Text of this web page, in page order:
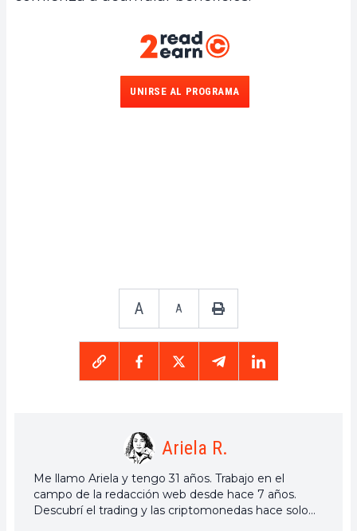
UNIRSE AL PROGRAMA
A A
Ariela R.
Me llamo Ariela y tengo 31 años. Trabajo en el
campo de la redacción web desde hace 7 años.
Descubrí el trading y las criptomonedas hace solo